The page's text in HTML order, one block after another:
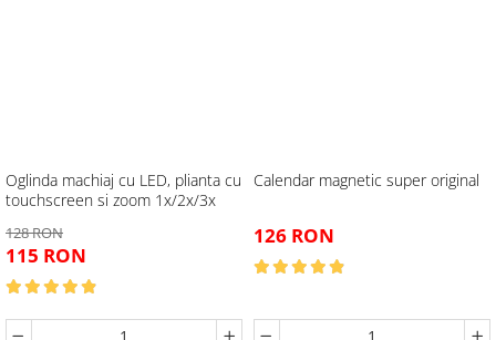
Oglinda machiaj cu LED, plianta cu
touchscreen si zoom 1x/2x/3x
128 RON
115 RON
Calendar magnetic super original
126 RON